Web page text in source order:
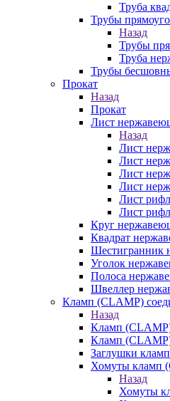
Труба
Трубы
Назад
Трубы
Труба
Трубы
Прокат
Назад
Прокат
Лист
Назад
Лист
Лист
Лист
Лист
Лист
Лист
Круг
Квадрат
Шестигранник
Уголок
Полоса
Швеллер
Кламп (CLAMP)
Назад
Кламп
Кламп
Заглушки
Хомуты кламп
Назад
Хомуты